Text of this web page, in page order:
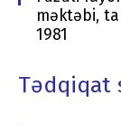
məktəbi,
1981
Tədqiqat